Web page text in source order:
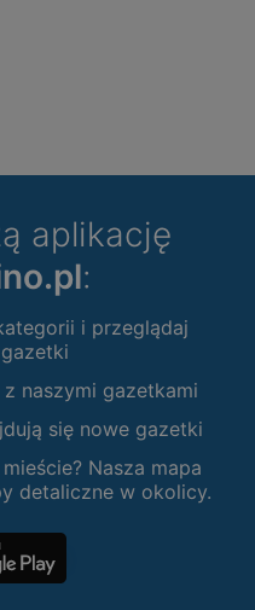
aplikację
:
i przeglądaj
naszymi gazetkami
się nowe gazetki
Nasza mapa
detaliczne w okolicy.